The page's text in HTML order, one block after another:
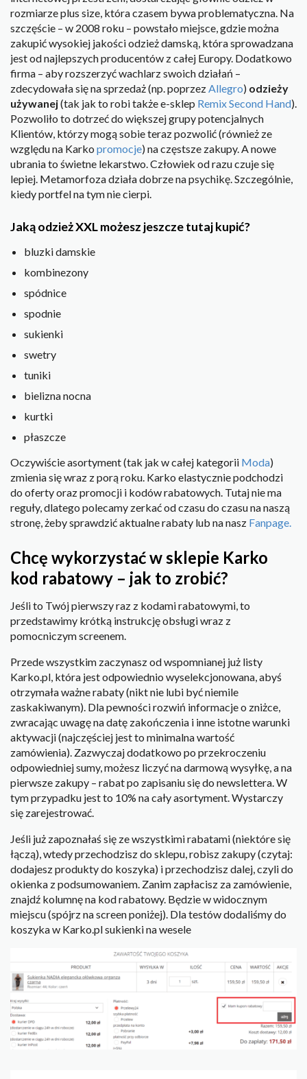
rozmiarze plus size, która czasem bywa problematyczna. Na
szczęście – w 2008 roku – powstało miejsce, gdzie można
zakupić wysokiej jakości odzież damską, która sprowadzana
jest od najlepszych producentów z całej Europy. Dodatkowo
firma – aby rozszerzyć wachlarz swoich działań –
zdecydowała się na sprzedaż (np. poprzez Allegro) odzieży
używanej(tak jak to robi także e-sklep Remix Second Hand).
Pozwoliło to dotrzeć do większej grupy potencjalnych
Klientów, którzy mogą sobie teraz pozwolić (również ze
względu na Karko promocje) na częstsze zakupy. A nowe
ubrania to świetne lekarstwo. Człowiek od razu czuje się
lepiej. Metamorfoza działa dobrze na psychikę. Szczególnie,
kiedy portfel na tym nie cierpi.
Jaką odzież XXL możesz jeszcze tutaj kupić?
bluzki damskie
kombinezony
spódnice
spodnie
sukienki
swetry
tuniki
bielizna nocna
kurtki
płaszcze
Oczywiście asortyment (tak jak w całej kategorii Moda)
zmienia się wraz z porą roku. Karko elastycznie podchodzi
do oferty oraz promocji i kodów rabatowych. Tutaj nie ma
reguły, dlatego polecamy zerkać od czasu do czasu na naszą
stronę, żeby sprawdzić aktualne rabaty lub na nasz Fanpage.
Chcę wykorzystać w sklepie Karko
kod rabatowy – jak to zrobić?
Jeśli to Twój pierwszy raz z kodami rabatowymi, to
przedstawimy krótką instrukcję obsługi wraz z
pomocniczym screenem.
Przede wszystkim zaczynasz od wspomnianej już listy
Karko.pl, która jest odpowiednio wyselekcjonowana, abyś
otrzymała ważne rabaty (nikt nie lubi być niemile
zaskakiwanym). Dla pewności rozwiń informacje o zniżce,
zwracając uwagę na datę zakończenia i inne istotne warunki
aktywacji (najczęściej jest to minimalna wartość
zamówienia). Zazwyczaj dodatkowo po przekroczeniu
odpowiedniej sumy, możesz liczyć na darmową wysyłkę, a na
pierwsze zakupy – rabat po zapisaniu się do newslettera. W
tym przypadku jest to 10% na cały asortyment. Wystarczy
się zarejestrować.
Jeśli już zapoznałaś się ze wszystkimi rabatami (niektóre się
łączą), wtedy przechodzisz do sklepu, robisz zakupy (czytaj:
dodajesz produkty do koszyka) i przechodzisz dalej, czyli do
okienka z podsumowaniem. Zanim zapłacisz za zamówienie,
znajdź kolumnę na kod rabatowy. Będzie w widocznym
miejscu (spójrz na screen poniżej). Dla testów dodaliśmy do
koszyka w Karko.pl sukienki na wesele